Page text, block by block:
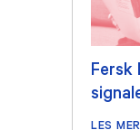
Fersk